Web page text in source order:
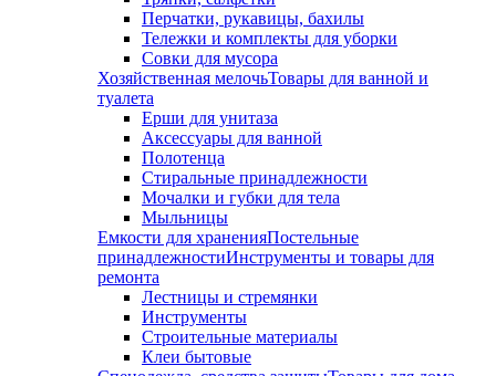
Перчатки, рукавицы, бахилы
Тележки и комплекты для уборки
Совки для мусора
Хозяйственная мелочьТовары для ванной и
туалета
Ерши для унитаза
Аксессуары для ванной
Полотенца
Стиральные принадлежности
Мочалки и губки для тела
Мыльницы
Емкости для храненияПостельные
принадлежностиИнструменты и товары для
ремонта
Лестницы и стремянки
Инструменты
Строительные материалы
Клеи бытовые